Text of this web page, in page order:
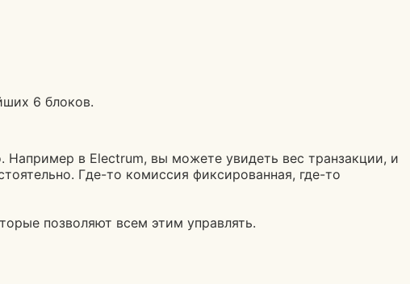
6 блоков.
в Electrum, вы можете увидеть вес транзакции, и
Где-то комиссия фиксированная, где-то
позволяют всем этим управлять.